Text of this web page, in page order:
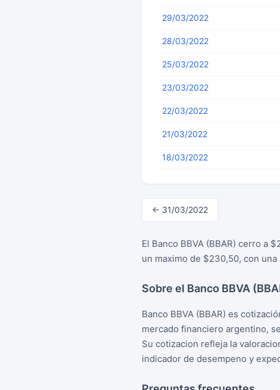
29/03/2022
28/03/2022
25/03/2022
23/03/2022
22/03/2022
21/03/2022
18/03/2022
← 31/03/2022
El Banco BBVA (BBAR) cerro a
un maximo de $230,50, con
Sobre el Banco BBVA
Banco BBVA (BBAR) es
mercado financiero argentino,
Su cotizacion refleja la
indicador de desempeno y